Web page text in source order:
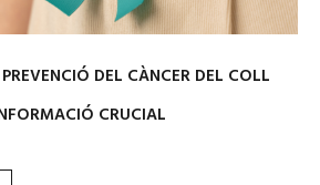
DEL CÀNCER DEL COLL
CRUCIAL